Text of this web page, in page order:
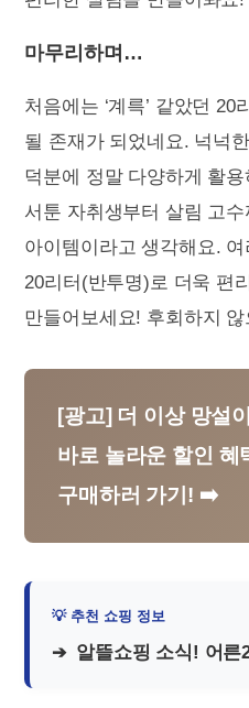
마무리하며…
처음에는 ‘계륵’ 같았던
될 존재가 되었네요. 넉넉
덕분에 정말 다양하게 활
서툰 자취생부터 살림 고
아이템이라고 생각해요.
20리터(반투명)로 더욱 편
만들어보세요! 후회하지
[광고] 더 이상 망설
바로 놀라운 할인 혜
구매하러 가기! ➡️
알뜰쇼핑 소식! 어른